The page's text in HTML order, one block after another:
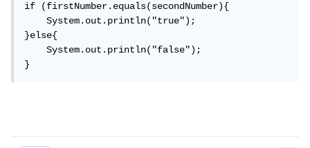
if (firstNumber.equals(secondNumber){
    System.out.println("true");
}else{
    System.out.println("false");
}